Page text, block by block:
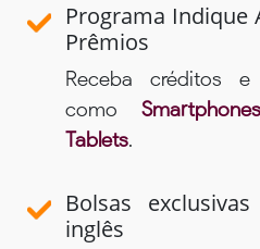
Programa Indique
Prêmios
Receba créditos e
como
Tablets.
Bolsas
inglês